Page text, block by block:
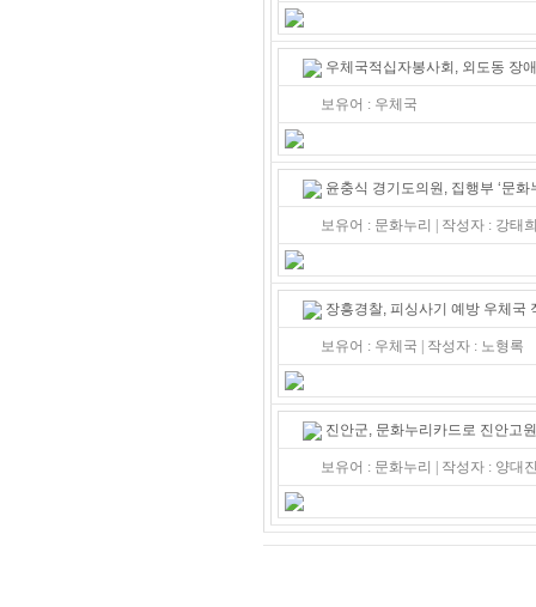
우체국적십자봉사회, 외도동 장
보유어 : 우체국
윤충식 경기도의원, 집행부 ‘문
보유어 : 문화누리 | 작성자 : 강
장흥경찰, 피싱사기 예방 우체국
보유어 : 우체국 | 작성자 : 노형록
진안군, 문화누리카드로 진안고
보유어 : 문화누리 | 작성자 : 양